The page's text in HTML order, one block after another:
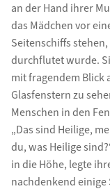
an der Hand ihrer
das Mädchen vor
Seitenschiffs
durchflutet wurde.
mit fragendem Blick
Glasfenstern zu
Menschen in den
„Das sind Heilige,
du, was Heilige
in die Höhe, legte
nachdenkend